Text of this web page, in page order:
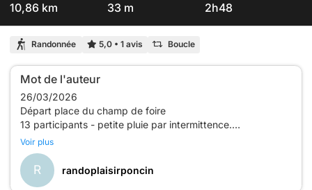
10,86 km 33 m 2h48
Randonnée 5,0 • 1 avis Boucle
Mot de l'auteur
26/03/2026
Départ place du champ de foire
13 participants - petite pluie par intermittence.
Voir plus
R randoplaisirponcin